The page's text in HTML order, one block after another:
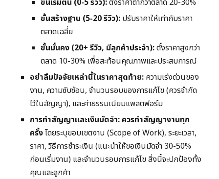
ขั้นสร้างฐาน (5-20 รีวิว): ปรับราคาให้เท่ากับราคา
ตลาดเฉลี่ย
ขั้นมั่นคง (20+ รีวิว, มีลูกค้าประจำ):ตั้งราคาสูงกว่า
ตลาด 10-30% เพื่อสะท้อนคุณภาพและประสบการณ์
อย่าลืมปัจจัยเหล่านี้ในราคาสุดท้าย: ความเร่งด่วนของ
งาน, ความซับซ้อน, จำนวนรอบของการแก้ไข (ควรจำกัด
ไว้ในสัญญา), และค่าธรรมเนียมแพลตฟอร์ม
การทำสัญญาและเงินมัดจำ: ควรทำสัญญางานทุก
ครั้งโดยระบุขอบเขตงาน (Scope of Work), ระยะเวลา,
ราคา, วิธีการชำระเงิน (แนะนำให้ขอเงินมัดจำ 30-50%
ก่อนเริ่มงาน) และจำนวนรอบการแก้ไข สิ่งนี้จะปกป้องทั้ง
คุณและลูกค้า